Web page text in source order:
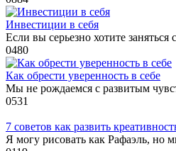
Инвестиции в себя
Если вы серьезно хотите заняться
0480
Как обрести уверенность в себе
Мы не рождаемся с развитым
0531
7 советов как развить
Я могу рисовать как Рафаэль, но